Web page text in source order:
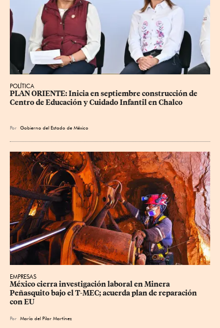
POLÍTICA
PLAN ORIENTE: Inicia en septiembre construcción de
Centro de Educación y Cuidado Infantil en Chalco
Por Gobierno del Estado de México
EMPRESAS
México cierra investigación laboral en Minera
Peñasquito bajo el T-MEC; acuerda plan de reparación
con EU
Por María del Pilar Martínez